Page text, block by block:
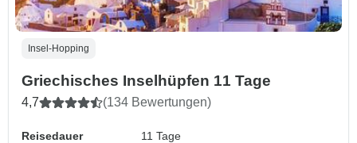
Insel-Hopping
Griechisches Inselhüpfen 11 Tage
4,7 (134 Bewertungen)
Reisedauer
11 Tage